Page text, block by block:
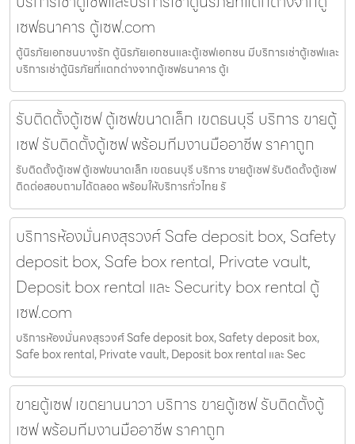
เซฟธนาคาร ตู้เซฟ.com
ตู้นิรภัยเอกชนบางรัก ตู้นิรภัยเอกชนและตู้เซฟเอกชน มีบริการเช่าตู้เซฟและ
บริการเช่าตู้นิรภัยที่แตกต่างจากตู้เซฟธนาคาร ตู้เ
รับติดตั้งตู้เซฟ ตู้เซฟขนาดเล็ก เขตธนบุรี บริการ ขายตู้
เซฟ รับติดตั้งตู้เซฟ พร้อมทีมงานมืออาชีพ ราคาถูก
รับติดตั้งตู้เซฟ ตู้เซฟขนาดเล็ก เขตธนบุรี บริการ ขายตู้เซฟ รับติดตั้งตู้เซฟ
ติดต่อสอบถามได้ตลอด พร้อมให้บริการทั่วไทย รั
บริการห้องมั่นคงสุรวงศ์ Safe deposit box, Safety
deposit box, Safe box rental, Private vault,
Deposit box rental และ Security box rental ตู้
เซฟ.com
บริการห้องมั่นคงสุรวงศ์ Safe deposit box, Safety deposit box,
Safe box rental, Private vault, Deposit box rental และ Sec
ขายตู้เซฟ เขตยานนาวา บริการ ขายตู้เซฟ รับติดตั้งตู้
เซฟ พร้อมทีมงานมืออาชีพ ราคาถูก